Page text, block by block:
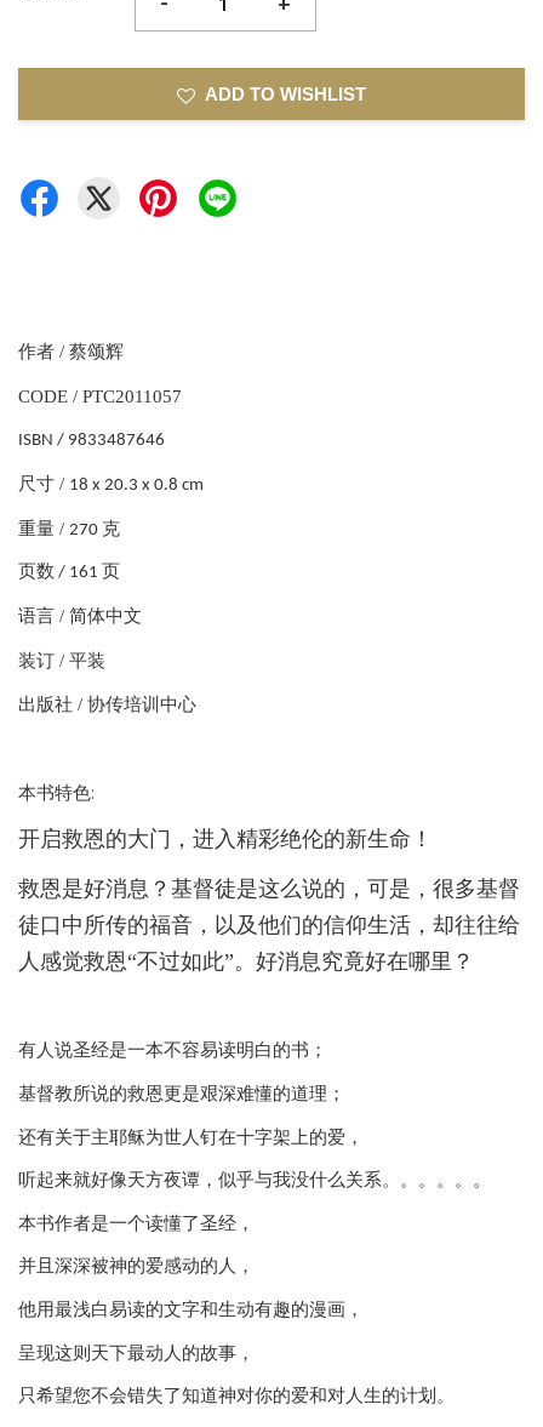
ADD TO WISHLIST
作者 / 蔡颂辉
CODE / PTC2011057
ISBN / 9833487646
尺寸 / 18 x 20.3 x 0.8 cm
重量 / 270 克
页数 / 161 页
语言 / 简体中文
装订 / 平装
出版社 / 协传培训中心
本书特色:
开启救恩的大门，进入精彩绝伦的新生命！
救恩是好消息？基督徒是这么说的，可是，很多基督
徒口中所传的福音，以及他们的信仰生活，却往往给
人感觉救恩“不过如此”。好消息究竟好在哪里？
有人说圣经是一本不容易读明白的书；
基督教所说的救恩更是艰深难懂的道理；
还有关于主耶稣为世人钉在十字架上的爱，
听起来就好像天方夜谭，似乎与我没什么关系。。。。。。
本书作者是一个读懂了圣经，
并且深深被神的爱感动的人，
他用最浅白易读的文字和生动有趣的漫画，
呈现这则天下最动人的故事，
只希望您不会错失了知道神对你的爱和对人生的计划。